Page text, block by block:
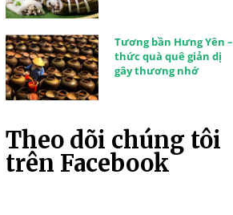
Tương bần Hưng Yên –
thức quà quê giản dị
gây thương nhớ
Theo dõi chúng tôi
trên Facebook